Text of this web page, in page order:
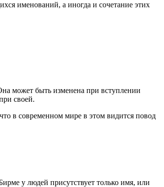
именований, а иногда и сочетание этих
может быть изменена при вступлении
своей.
в современном мире в этом видится повод
у людей присутствует только имя, или